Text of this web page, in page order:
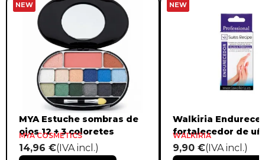
NEW
MYA Estuche sombras de
ojos 12 + 3 coloretes
MYA COSMETICS
14,96 €(IVA incl.)
NEW
Walkiria
fortalecedor de
WALKIRIA
9,90 €(IVA incl.)